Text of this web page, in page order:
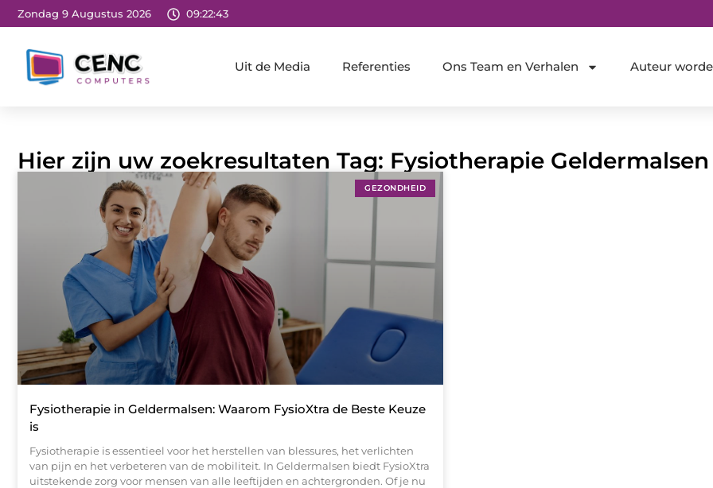
Zondag 9 Augustus 2026 09:22:43
Uit de Media Referenties Ons Team en Verhalen Auteur
Hier zijn uw zoekresultaten Tag: Fysiotherapie Geldermalsen
GEZONDHEID
Fysiotherapie in Geldermalsen: Waarom FysioXtra de Beste Keuze
is
Fysiotherapie is essentieel voor het herstellen van blessures, het verlichten
van pijn en het verbeteren van de mobiliteit. In Geldermalsen biedt FysioXtra
uitstekende zorg voor mensen van alle leeftijden en achtergronden. Of je nu